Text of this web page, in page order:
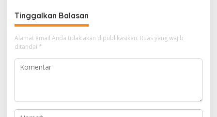
Tinggalkan Balasan
Alamat email Anda tidak akan dipublikasikan. Ruas yang wajib
ditandai *